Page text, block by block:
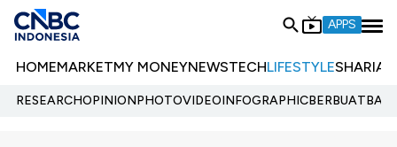
APPS
HOMEMARKETMY MONEYNEWSTECHLIFESTYLESHARIA
RESEARCHOPINIONPHOTOVIDEOINFOGRAPHIC